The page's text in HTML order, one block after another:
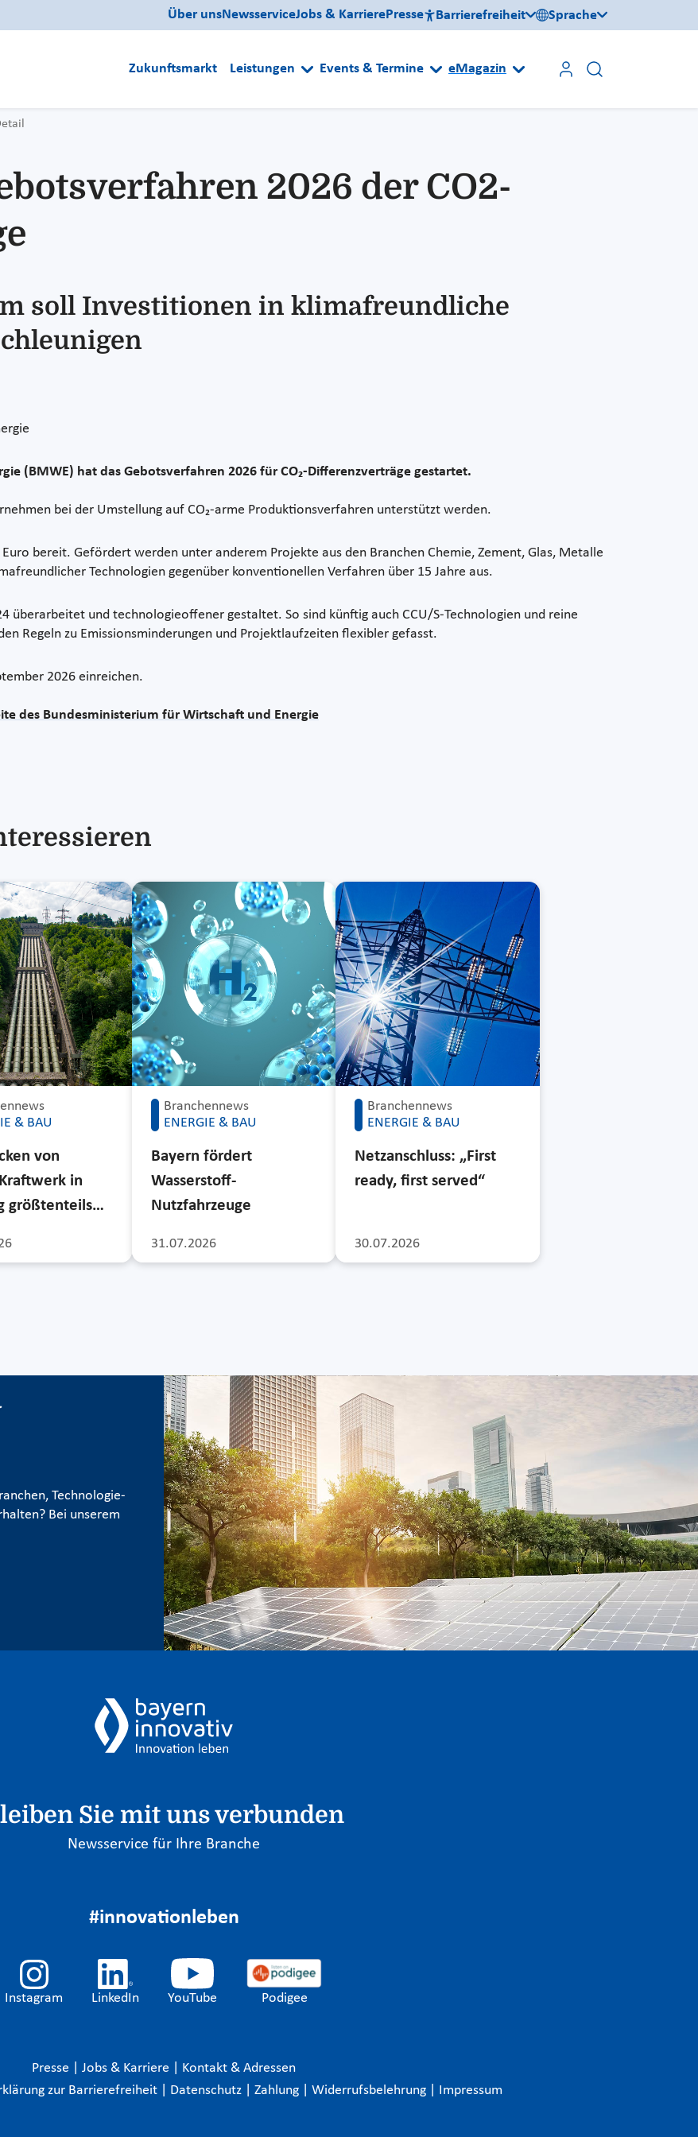
Über unsNewsserviceJobs & KarrierePresse Barrierefreiheit Sprache
Zukunftsmarkt Leistungen Events & Termine eMagazin
2026 der CO2-
soll Investitionen in klimafreundliche
(BMWE) hat das Gebotsverfahren 2026 für CO₂-Differenzverträge gestartet.
bei der Umstellung auf CO₂-arme Produktionsverfahren unterstützt werden.
bereit. Gefördert werden unter anderem Projekte aus den Branchen Chemie, Zement, Glas, Metalle
Technologien gegenüber konventionellen Verfahren über 15 Jahre aus.
überarbeitet und technologieoffener gestaltet. So sind künftig auch CCU/S-Technologien und reine
Regeln zu Emissionsminderungen und Projektlaufzeiten flexibler gefasst.
2026 einreichen.
des Bundesministerium für Wirtschaft und Energie
& BAU
von
in
größtenteils…
Branchennews
ENERGIE & BAU
31.07.2026
Bayern fördert
Wasserstoff-
Nutzfahrzeuge
Branchennews
ENERGIE & BAU
30.07.2026
Netzanschluss: „First
ready, first served“
Technologie-
Bei unserem
Sie mit uns verbunden
Newsservice für Ihre Branche
#innovationleben
Instagram LinkedIn YouTube Podigee
Presse Jobs & Karriere
Kontakt & Adressen
zur Barrierefreiheit Datenschutz Zahlung Widerrufsbelehrung Impressum